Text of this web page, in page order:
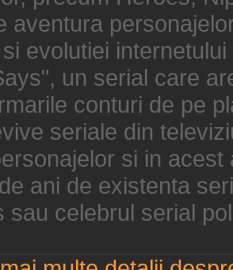
aventura
evolutiei
un serial care
conturi de pe
seriale din
si in
ani de existenta
sau celebrul serial